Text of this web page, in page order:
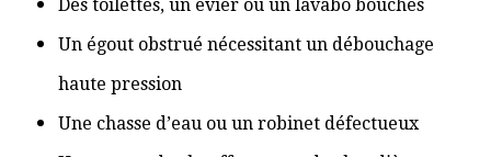
Des toilettes, un évier ou un lavabo bouchés
Un égout obstrué nécessitant un débouchage
haute pression
Une chasse d’eau ou un robinet défectueux